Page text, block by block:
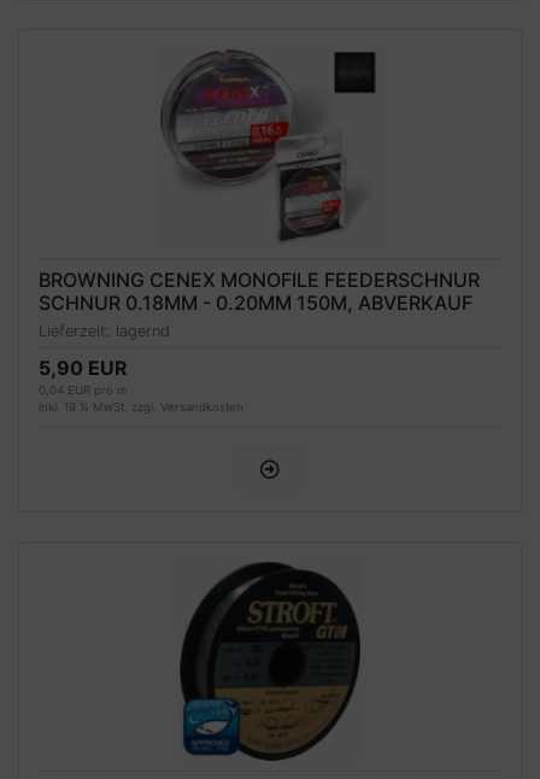
BROWNING CENEX MONOFILE FEEDERSCHNUR
SCHNUR 0.18MM - 0.20MM 150M, ABVERKAUF
Lieferzeit: lagernd
5,90 EUR
0,04 EUR pro m
inkl. 19 % MwSt. zzgl. Versandkosten